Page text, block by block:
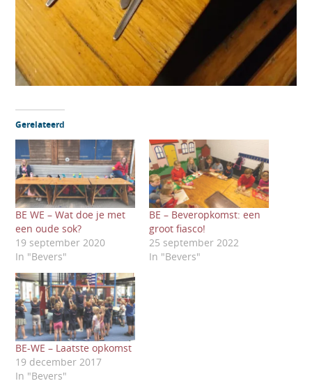
Gerelateerd
BE WE – Wat doe je met
een oude sok?
19 september 2020
In "Bevers"
BE – Beveropkomst: een
groot fiasco!
25 september 2022
In "Bevers"
BE-WE – Laatste opkomst
19 december 2017
In "Bevers"